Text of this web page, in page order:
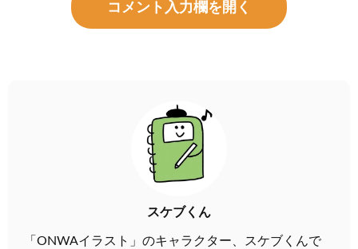
コメント入力欄を開く
スケブくん
「ONWAイラスト」のキャラクター、スケブくんで